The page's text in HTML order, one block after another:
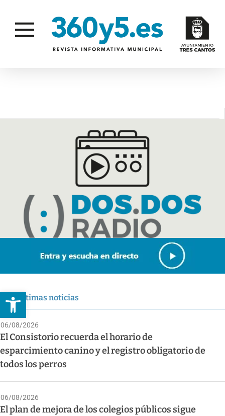
Abrir barra de herramientas
Últimas noticias
06/08/2026
El Consistorio recuerda el horario de
esparcimiento canino y el registro obligatorio de
todos los perros
06/08/2026
El plan de mejora de los colegios públicos sigue